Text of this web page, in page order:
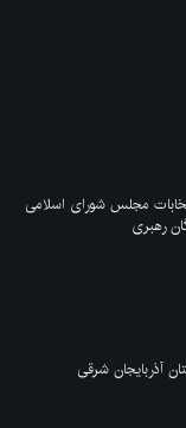
مجلس شورای اسلامی
رهبری
آذربایجان شرقی